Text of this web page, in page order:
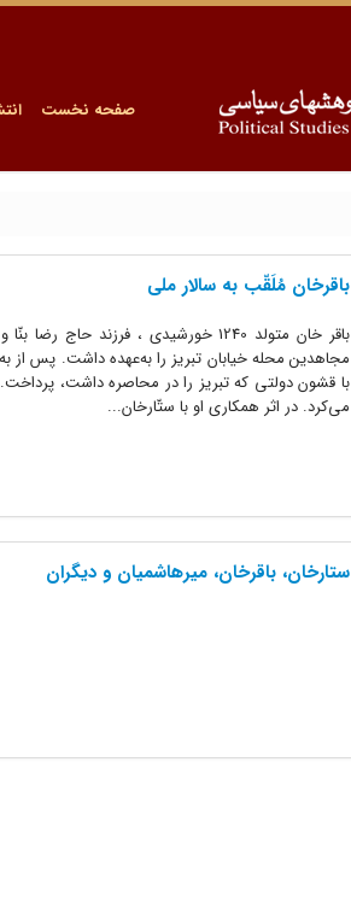
صفحه نخست
باقرخان مُلَقّب به سالار ملی
باقر خان متولد 1240 خورشیدی ،
مجاهدین محله خیابان تبریز را به‌عهده داشت. پس
با قشون دولتی که تبریز را در محاصره داشت،
می‌کرد. در اثر همکاری او با ستّارخان...
ستارخان، باقرخان، میرهاشمیان و دیگران